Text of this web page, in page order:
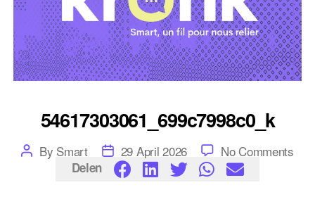
54617303061_699c7998c0_k
Post
author
By Smart Post
date
29 April 2026 No Commentson
Delen